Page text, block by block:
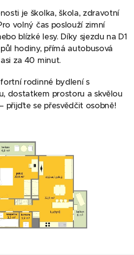
je školka, škola, zdravotní
volný čas poslouží zimní
blízké lesy. Díky sjezdu na D1
hodiny, přímá autobusová
za 40 minut.
rodinné bydlení s
dostatkem prostoru a skvělou
přijďte se přesvědčit osobně!